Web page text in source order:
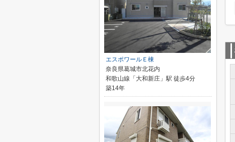
エスポワールＥ棟
奈良県葛城市北花内
和歌山線「大和新庄」駅 徒歩4分
築14年